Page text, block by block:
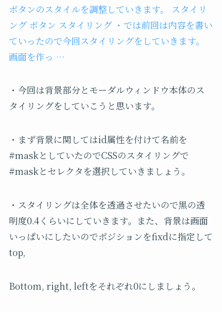
ボタンのスタイルを調整していきます。 スタイリ
ング ボタン スタイリング ・では前回は内容を書い
ていったので今回スタイリングをしていきます。
画面を作っ …
・今回は背景部分とモーダルウィンドウ本体のス
タイリングをしていこうと思います。
・まず背景に関してはid属性を付けて名前を
#maskとしていたのでCSSのスタイリングで
#maskとセレクタを選択していきましょう。
・スタイリングは全体を透過させたいので黒の透
明度0.4くらいにしていきます。また、背景は画面
いっぱいにしたいのでポジションをfixdに指定して
top,
Bottom, right, leftをそれぞれ0にしましょう。